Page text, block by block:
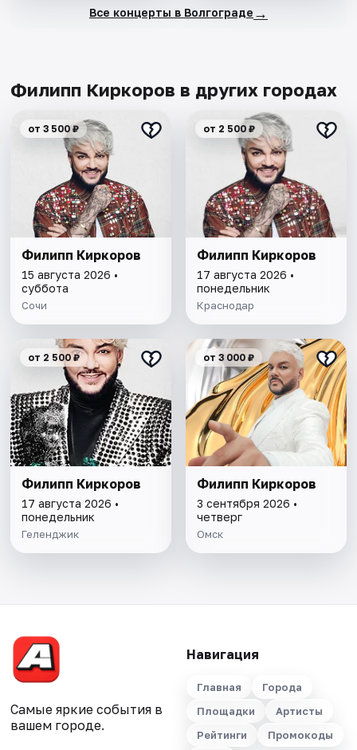
Все концерты в Волгограде →
Филипп Киркоров в других городах
от 3 500 ₽
Филипп Киркоров
15 августа 2026 •
суббота
Сочи
от 2 500 ₽
Филипп Киркоров
17 августа 2026 •
понедельник
Краснодар
от 2 500 ₽
Филипп Киркоров
17 августа 2026 •
понедельник
Геленджик
от 3 000 ₽
Филипп Киркоров
3 сентября 2026 •
четверг
Омск
Самые яркие события в
вашем городе.
Навигация
Главная
Города
Площадки
Артисты
Рейтинги
Промокоды